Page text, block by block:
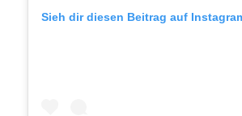
Sieh dir diesen Beitrag auf